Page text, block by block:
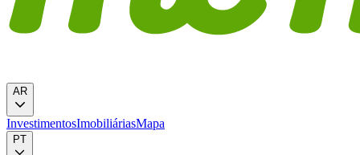
AR
InvestimentosImobiliáriasMapa
PT